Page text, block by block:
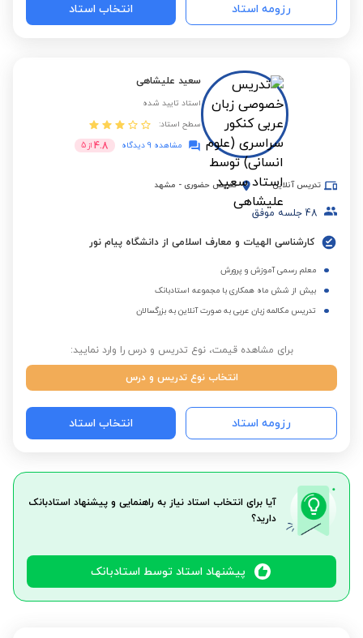
رزومه استاد انتخاب استاد
سعید علیشاهی
استاد تایید شده
سطح استاد:
مشاهده 9 دیدگاه
4.8 از 5
تدریس آنلاین تدریس حضوری - مشهد
48 جلسه موفق
کارشناسی الهیات و معارف اسلامی از دانشگاه پیام نور
معلم رسمی آموزش و پرورش
بیش از شش ماه همکاری با مجموعه استادبانک
تدریس مکالمه زبان عربی به صورت آنلاین به بزرگسالان
برای مشاهده قیمت، نوع تدریس و درس را وارد نمایید:
انتخاب نوع تدریس و درس
رزومه استاد انتخاب استاد
آیا برای انتخاب استاد نیاز به راهنمایی و پیشنهاد استادبانک
دارید؟
پیشنهاد استاد توسط استادبانک